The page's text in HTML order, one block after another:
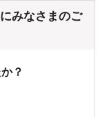
みなさまのご
？